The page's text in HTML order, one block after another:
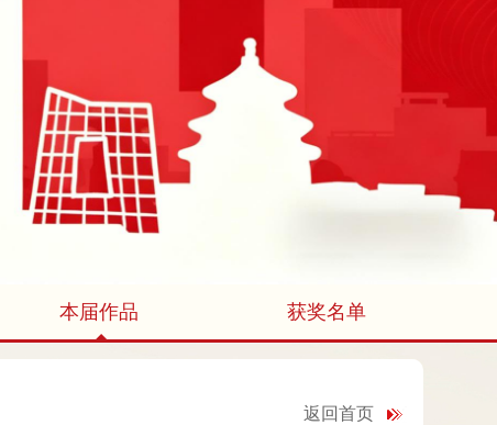
本届作品 获奖名单
返回首页